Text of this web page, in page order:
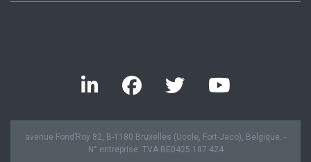
avenue Fond’Roy 82, B-1180 Bruxelles (Uccle, Fort-Jaco), Belgique. -
N° entreprise: TVA BE0425.187.424